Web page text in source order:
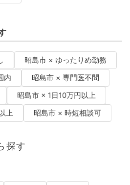
昭島市 × ゆったりめ勤務
内
昭島市 × 専門医不問
昭島市 × 1日10万円以上
上
昭島市 × 時短相談可
探す